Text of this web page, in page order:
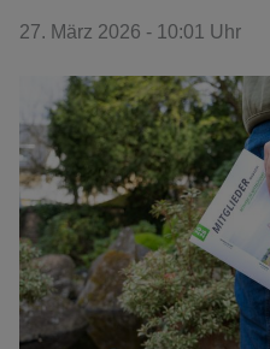
27. März 2026 - 10:01 Uhr